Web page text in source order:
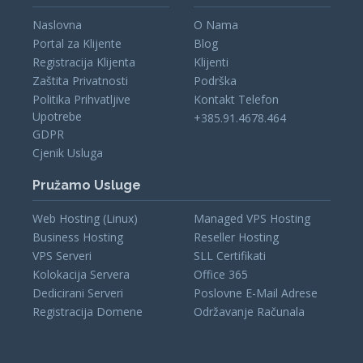
Pružamo Usluge
Web Hosting (Linux)
Business Hosting
VPS Serveri
Kolokacija Servera
Dedicirani Serveri
Registracija Domene
Managed VPS Hosting
Reseller Hosting
SLL Certifikati
Office 365
Poslovne E-Mail Adrese
Održavanje Računala
Naslovna
Portal za Klijente
Registracija Klijenta
Zaštita Privatnosti
Politika Prihvatljive
Upotrebe
GDPR
Cjenik Usluga
O Nama
Blog
Klijenti
Podrška
Kontakt Telefon
+385.91.4678.464